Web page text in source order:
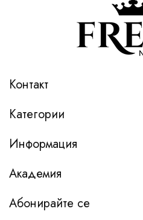
Контакт
Категории
Информация
Академия
Абонирайте се